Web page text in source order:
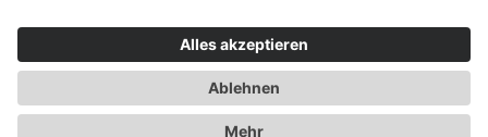
SALE
Suchen
Suchen
Bitte mindestens 5 Buschstaben oder Zahlen eingeben!